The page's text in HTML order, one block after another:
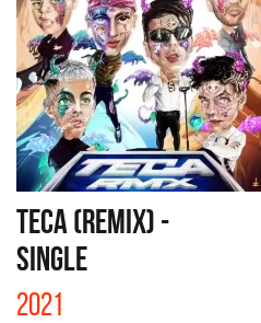
TECA (REMIX) -
SINGLE
2021